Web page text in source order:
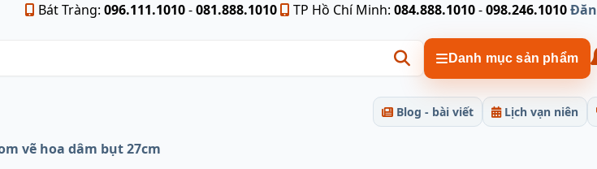
Bát Tràng: 096.111.1010-081.888.1010 TP Hồ Chí Minh: 084.888.1010-098.246.1010
Danh mục sản phẩm
Lịch vạn niên
Blog - bài viết
vẽ hoa dâm bụt 27cm